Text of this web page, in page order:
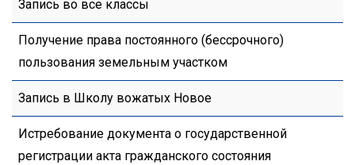
Запись во все классы
Получение права постоянного (бессрочного)
пользования земельным участком
Запись в Школу вожатых Новое
Истребование документа о государственной
регистрации акта гражданского состояния